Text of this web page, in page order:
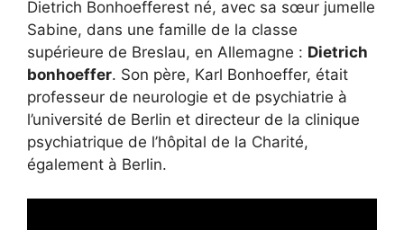
Dietrich Bonhoefferest né, avec sa sœur jumelle
Sabine, dans une famille de la classe
supérieure de Breslau, en Allemagne : Dietrich
bonhoeffer. Son père, Karl Bonhoeffer, était
professeur de neurologie et de psychiatrie à
l’université de Berlin et directeur de la clinique
psychiatrique de l’hôpital de la Charité,
également à Berlin.